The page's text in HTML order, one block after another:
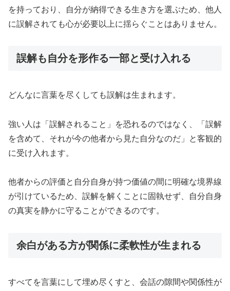
を持っており、自分が納得できる生き方を選ぶため、他人
に誤解されても心が必要以上に揺らぐことはありません。
誤解も自分を形作る一部と受け入れる
どんなに言葉を尽くしても誤解は生まれます。
強い人は「誤解されること」を恐れるのではなく、「誤解
を含めて、それが今の他者から見た自分なのだ」と客観的
に受け入れます。
他者からの評価と自分自身が持つ価値の間に明確な境界線
が引けているため、誤解を解くことに固執せず、自分自身
の真実を静かに守ることができるのです。
余白がある方が関係に柔軟性が生まれる
すべてを言葉にして埋め尽くすと、会話の隙間や関係性が